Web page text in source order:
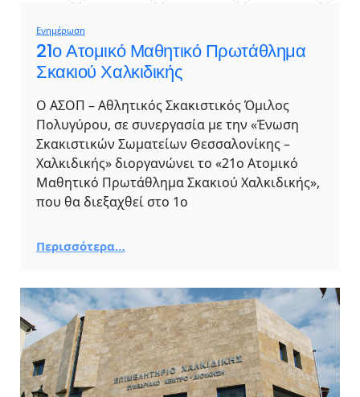
Ενημέρωση
21ο Ατομικό Μαθητικό Πρωτάθλημα
Σκακιού Χαλκιδικής
Ο ΑΣΟΠ – Αθλητικός Σκακιστικός Όμιλος
Πολυγύρου, σε συνεργασία με την «Ένωση
Σκακιστικών Σωματείων Θεσσαλονίκης –
Χαλκιδικής» διοργανώνει το «21ο Ατομικό
Μαθητικό Πρωτάθλημα Σκακιού Χαλκιδικής»,
που θα διεξαχθεί στο 1ο
Περισσότερα…